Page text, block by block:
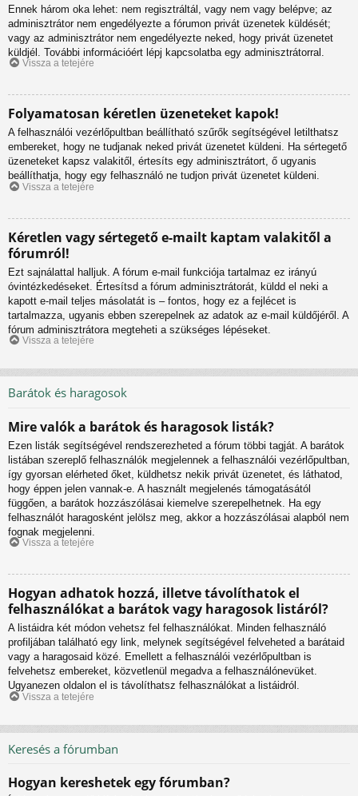
Ennek három oka lehet: nem regisztráltál, vagy nem vagy belépve; az
adminisztrátor nem engedélyezte a fórumon privát üzenetek küldését;
vagy az adminisztrátor nem engedélyezte neked, hogy privát üzenetet
küldjél. További információért lépj kapcsolatba egy adminisztrátorral.
Vissza a tetejére
Folyamatosan kéretlen üzeneteket kapok!
A felhasználói vezérlőpultban beállítható szűrők segítségével letilthatsz
embereket, hogy ne tudjanak neked privát üzenetet küldeni. Ha sértegető
üzeneteket kapsz valakitől, értesíts egy adminisztrátort, ő ugyanis
beállíthatja, hogy egy felhasználó ne tudjon privát üzenetet küldeni.
Vissza a tetejére
Kéretlen vagy sértegető e-mailt kaptam valakitől a
fórumról!
Ezt sajnálattal halljuk. A fórum e-mail funkciója tartalmaz ez irányú
óvintézkedéseket. Értesítsd a fórum adminisztrátorát, küldd el neki a
kapott e-mail teljes másolatát is – fontos, hogy ez a fejlécet is
tartalmazza, ugyanis ebben szerepelnek az adatok az e-mail küldőjéről. A
fórum adminisztrátora megteheti a szükséges lépéseket.
Vissza a tetejére
Barátok és haragosok
Mire valók a barátok és haragosok listák?
Ezen listák segítségével rendszerezheted a fórum többi tagját. A barátok
listában szereplő felhasználók megjelennek a felhasználói vezérlőpultban,
így gyorsan elérheted őket, küldhetsz nekik privát üzenetet, és láthatod,
hogy éppen jelen vannak-e. A használt megjelenés támogatásától
függően, a barátok hozzászólásai kiemelve szerepelhetnek. Ha egy
felhasználót haragosként jelölsz meg, akkor a hozzászólásai alapból nem
fognak megjelenni.
Vissza a tetejére
Hogyan adhatok hozzá, illetve távolíthatok el
felhasználókat a barátok vagy haragosok listáról?
A listáidra két módon vehetsz fel felhasználókat. Minden felhasználó
profiljában található egy link, melynek segítségével felveheted a barátaid
vagy a haragosaid közé. Emellett a felhasználói vezérlőpultban is
felvehetsz embereket, közvetlenül megadva a felhasználónevüket.
Ugyanezen oldalon el is távolíthatsz felhasználókat a listáidról.
Vissza a tetejére
Keresés a fórumban
Hogyan kereshetek egy fórumban?